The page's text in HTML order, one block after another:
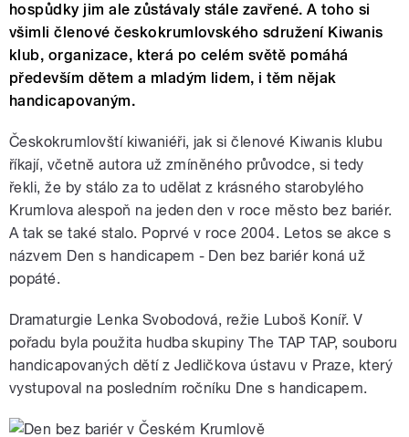
hospůdky jim ale zůstávaly stále zavřené. A toho si
všimli členové českokrumlovského sdružení Kiwanis
klub, organizace, která po celém světě pomáhá
především dětem a mladým lidem, i těm nějak
handicapovaným.
Českokrumlovští kiwaniéři, jak si členové Kiwanis klubu
říkají, včetně autora už zmíněného průvodce, si tedy
řekli, že by stálo za to udělat z krásného starobylého
Krumlova alespoň na jeden den v roce město bez bariér.
A tak se také stalo. Poprvé v roce 2004. Letos se akce s
názvem Den s handicapem - Den bez bariér koná už
popáté.
Dramaturgie Lenka Svobodová, režie Luboš Koníř. V
pořadu byla použita hudba skupiny The TAP TAP, souboru
handicapovaných dětí z Jedličkova ústavu v Praze, který
vystupoval na posledním ročníku Dne s handicapem.